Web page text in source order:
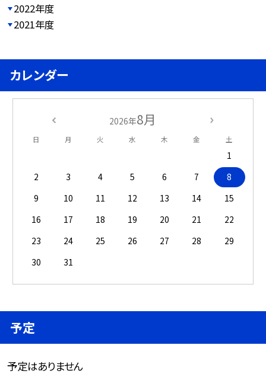
2022年度
2021年度
カレンダー
2026年8月
日 月 火 水 木 金 土
1
2
3 4 5 6 7
8
9
10 11 12 13 14
15
16
17 18 19 20 21
22
23
24 25 26 27 28
29
30
31
予定
予定はありません